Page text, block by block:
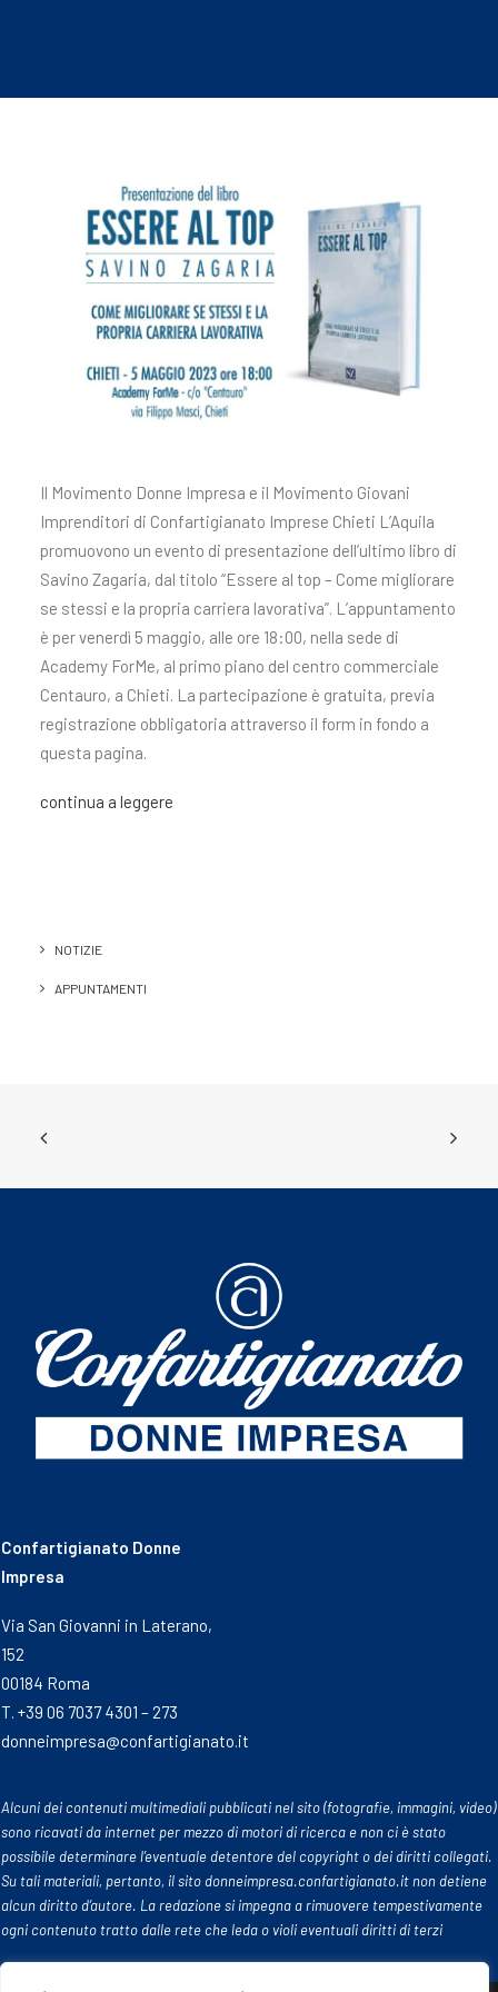
Il Movimento Donne Impresa e il Movimento Giovani
Imprenditori di Confartigianato Imprese Chieti L’Aquila
promuovono un evento di presentazione dell’ultimo libro di
Savino Zagaria, dal titolo “Essere al top – Come migliorare
se stessi e la propria carriera lavorativa”. L’appuntamento
è per venerdì 5 maggio, alle ore 18:00, nella sede di
Academy ForMe, al primo piano del centro commerciale
Centauro, a Chieti. La partecipazione è gratuita, previa
registrazione obbligatoria attraverso il form in fondo a
questa pagina.
continua a leggere
NOTIZIE
APPUNTAMENTI
Confartigianato Donne
Impresa
Via San Giovanni in Laterano,
152
00184 Roma
T. +39 06 7037 4301 – 273
donneimpresa@confartigianato.it
Alcuni dei contenuti multimediali pubblicati nel sito (fotografie, immagini, video)
sono ricavati da internet per mezzo di motori di ricerca e non ci è stato
possibile determinare l’eventuale detentore del copyright o dei diritti collegati.
Su tali materiali, pertanto, il sito donneimpresa.confartigianato.it non detiene
alcun diritto d’autore. La redazione si impegna a rimuovere tempestivamente
ogni contenuto tratto dalle rete che leda o violi eventuali diritti di terzi